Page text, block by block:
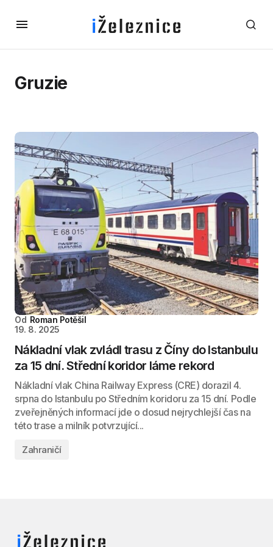
Gruzie
Od Roman Potěšil
19. 8. 2025
Nákladní vlak zvládl trasu z Číny do Istanbulu
za 15 dní. Střední koridor láme rekord
Nákladní vlak China Railway Express (CRE) dorazil 4.
srpna do Istanbulu po Středním koridoru za 15 dní. Podle
zveřejněných informací jde o dosud nejrychlejší čas na
této trase a milník potvrzující...
Zahraničí